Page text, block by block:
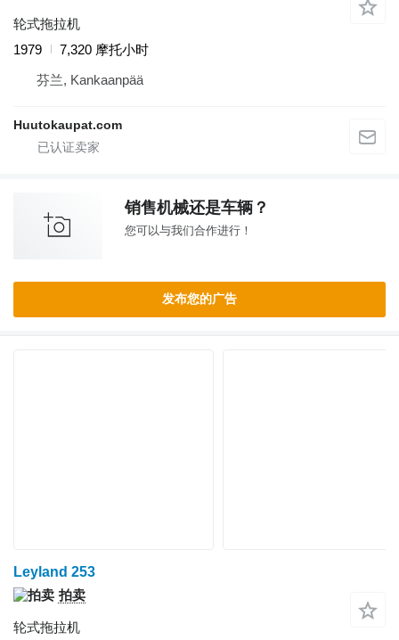
轮式拖拉机
1979
7,320 摩托小时
芬兰, Kankaanpää
Huutokaupat.com
销售机械还是车辆？
您可以与我们合作进行！
发布您的广告
Leyland 253
拍卖
轮式拖拉机